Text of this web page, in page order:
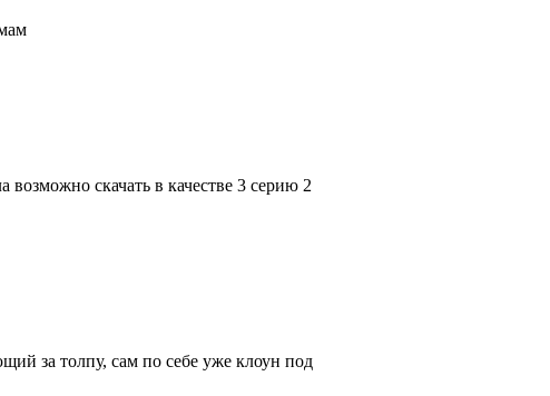
возможно скачать в качестве 3 серию 2
за толпу, сам по себе уже клоун под